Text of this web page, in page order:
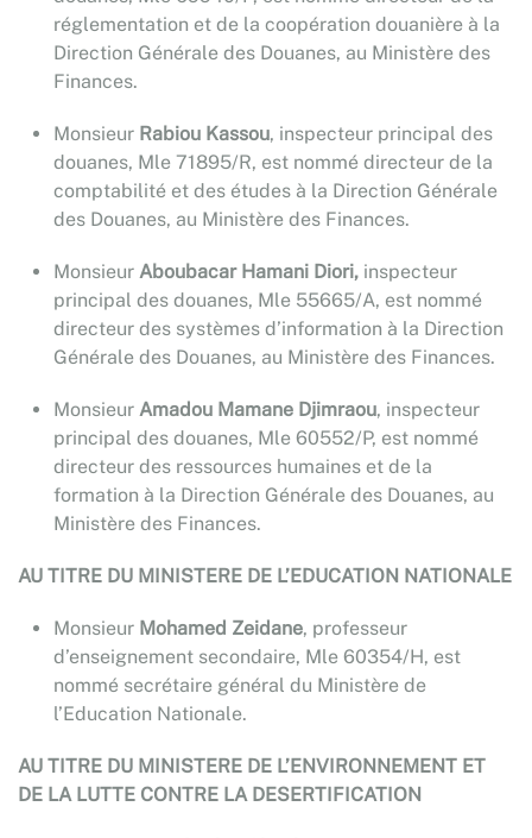
réglementation et de la coopération douanière à la
Direction Générale des Douanes, au Ministère des
Finances.
Monsieur Rabiou Kassou, inspecteur principal des
douanes, Mle 71895/R, est nommé directeur de la
comptabilité et des études à la Direction Générale
des Douanes, au Ministère des Finances.
Monsieur Aboubacar Hamani Diori, inspecteur
principal des douanes, Mle 55665/A, est nommé
directeur des systèmes d’information à la Direction
Générale des Douanes, au Ministère des Finances.
Monsieur Amadou Mamane Djimraou, inspecteur
principal des douanes, Mle 60552/P, est nommé
directeur des ressources humaines et de la
formation à la Direction Générale des Douanes, au
Ministère des Finances.
AU TITRE DU MINISTERE DE L’EDUCATION NATIONALE
Monsieur Mohamed Zeidane, professeur
d’enseignement secondaire, Mle 60354/H, est
nommé secrétaire général du Ministère de
l’Education Nationale.
AU TITRE DU MINISTERE DE L’ENVIRONNEMENT ET
DE LA LUTTE CONTRE LA DESERTIFICATION